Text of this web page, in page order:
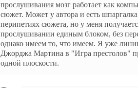
прослушивания мозг работает как
сюжет. Может у автора и есть
перипетиях сюжета, но у меня
прослушивании единым блоком, без
однако имеем то, что имеем. Я уже
Джорджа Мартина в "Игра престолов"
одной плоскости.